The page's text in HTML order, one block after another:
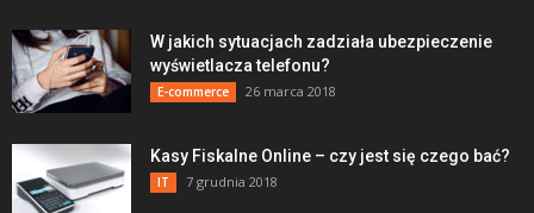
W jakich sytuacjach zadziała ubezpieczenie
wyświetlacza telefonu?
E-commerce 26 marca 2018
Kasy Fiskalne Online – czy jest się czego bać?
IT 7 grudnia 2018